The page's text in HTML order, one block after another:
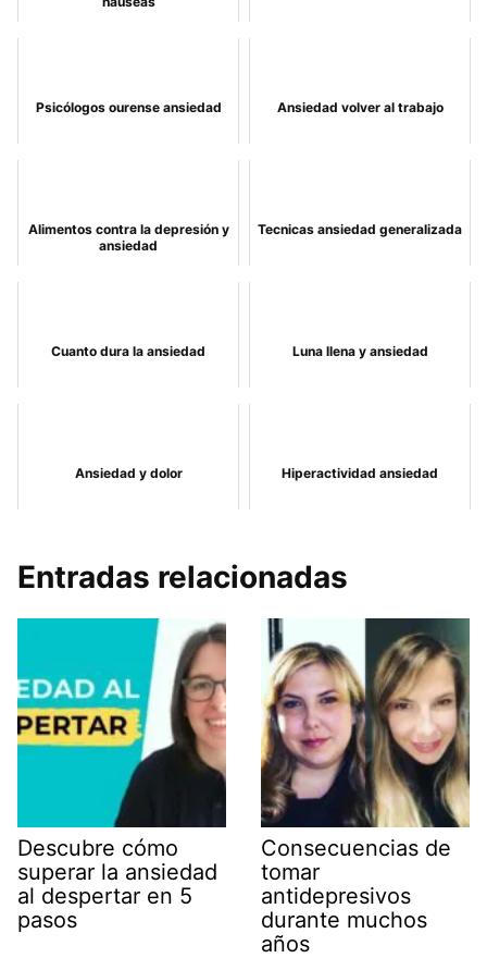
Psicólogos ourense ansiedad Ansiedad volver al trabajo
Alimentos contra la depresión y
ansiedad
Tecnicas ansiedad generalizada
Cuanto dura la ansiedad Luna llena y ansiedad
Ansiedad y dolor Hiperactividad ansiedad
Entradas relacionadas
Descubre cómo
superar la ansiedad
al despertar en 5
pasos
Consecuencias de
tomar
antidepresivos
durante muchos
años